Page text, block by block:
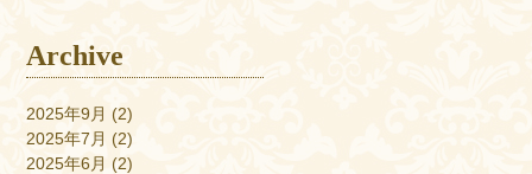
Archive
2025年9月 (2)
2025年7月 (2)
2025年6月 (2)